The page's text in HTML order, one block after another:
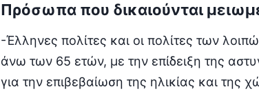
Πρόσωπα που δικαιούνται
-Έλληνες πολίτες και οι πολίτες των
άνω των 65 ετών, με την επίδειξη της
για την επιβεβαίωση της ηλικίας και της